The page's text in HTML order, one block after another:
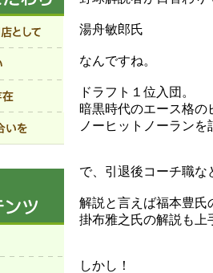
湯舟敏郎氏
なんですね。
ドラフト１位入団。
暗黒時代のエース格の
ノーヒットノーランを
で、引退後コーチ職な
解説と言えば福本豊氏
掛布雅之氏の解説も上
しかし！